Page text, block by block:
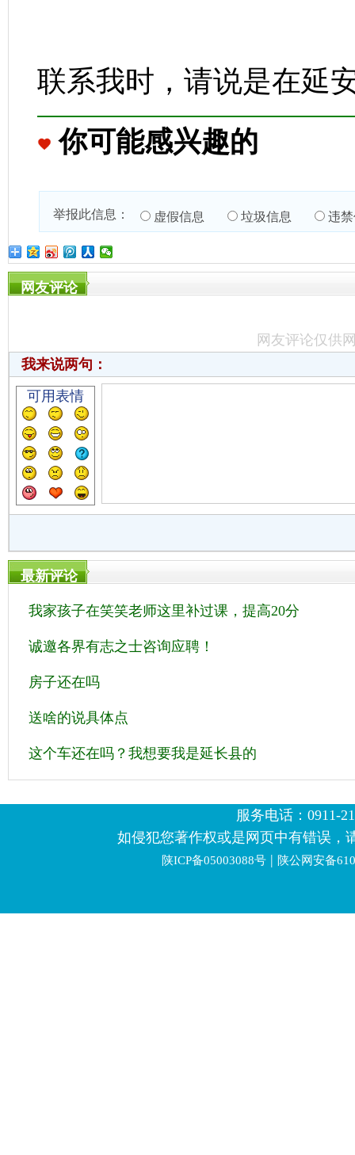
联系我时，请说是在延
你可能感兴趣的
举报此信息： 虚假信息 垃圾信息 违
网友评论
网友评论仅供
我来说两句：
可用表情
最新评论
我家孩子在笑笑老师这里补过课，提高20分
诚邀各界有志之士咨询应聘！
房子还在吗
送啥的说具体点
这个车还在吗？我想要我是延长县的
服务电话：0911-
如侵犯您著作权或是网页中有错误，
陕ICP备05003088号 | 陕公网安备